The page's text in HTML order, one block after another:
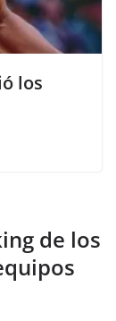
los
de los